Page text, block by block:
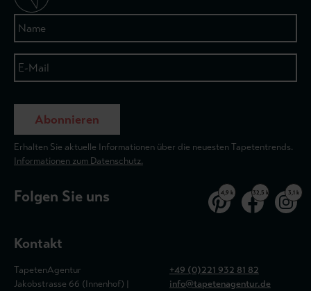
Abonnieren
Erhalten Sie aktuelle Informationen über die neuesten Tapetentrends.
Informationen zum Datenschutz.
Folgen Sie uns 4,9 k 32,5 k 3,1 k
Kontakt
TapetenAgentur
Jakobstrasse 66 (Innenhof) |
+49 (0)221 932 81 82
info@tapetenagentur.de